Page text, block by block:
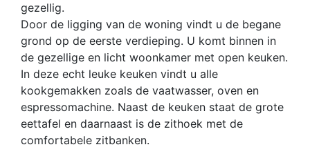
gezellig.
Door de ligging van de woning vindt u de begane
grond op de eerste verdieping. U komt binnen in
de gezellige en licht woonkamer met open keuken.
In deze echt leuke keuken vindt u alle
kookgemakken zoals de vaatwasser, oven en
espressomachine. Naast de keuken staat de grote
eettafel en daarnaast is de zithoek met de
comfortabele zitbanken.